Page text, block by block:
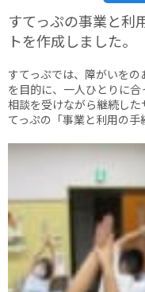
すてっぷの事業と利
トを作成しました。
すてっぷでは、障がいを
を目的に、一人ひとりに
相談を受けながら継続し
てっぷの「事業と利用の